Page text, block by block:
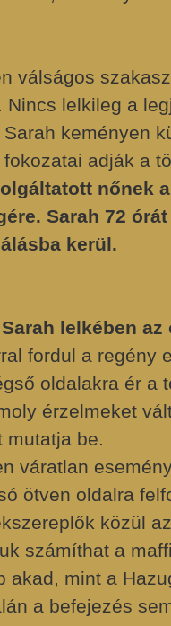
válságos
Nincs lelkileg a
keményen
adják a
nőnek
Sarah 72
kerül.
lelkében
fordul a regény
oldalakra ér a
érzelmeket
mutatja be.
váratlan
ötven oldalra
közül
számíthat a
akad, mint a
a befejezés